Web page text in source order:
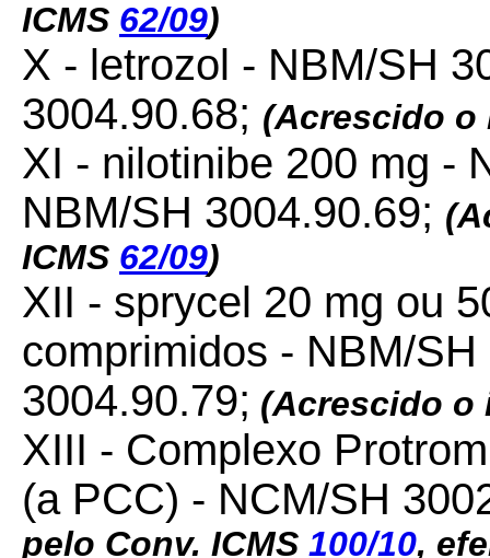
ICMS 62/09)
X - letrozol - NBM/SH
3004.90.68; (Acrescido o
XI - nilotinibe 200 mg -
NBM/SH 3004.90.69;
ICMS 62/09)
XII - sprycel 20 mg ou
comprimidos - NBM/
3004.90.79; (Acrescido o
XIII - Complexo
(a PCC) - NCM/SH
pelo Conv. ICMS 100/10,